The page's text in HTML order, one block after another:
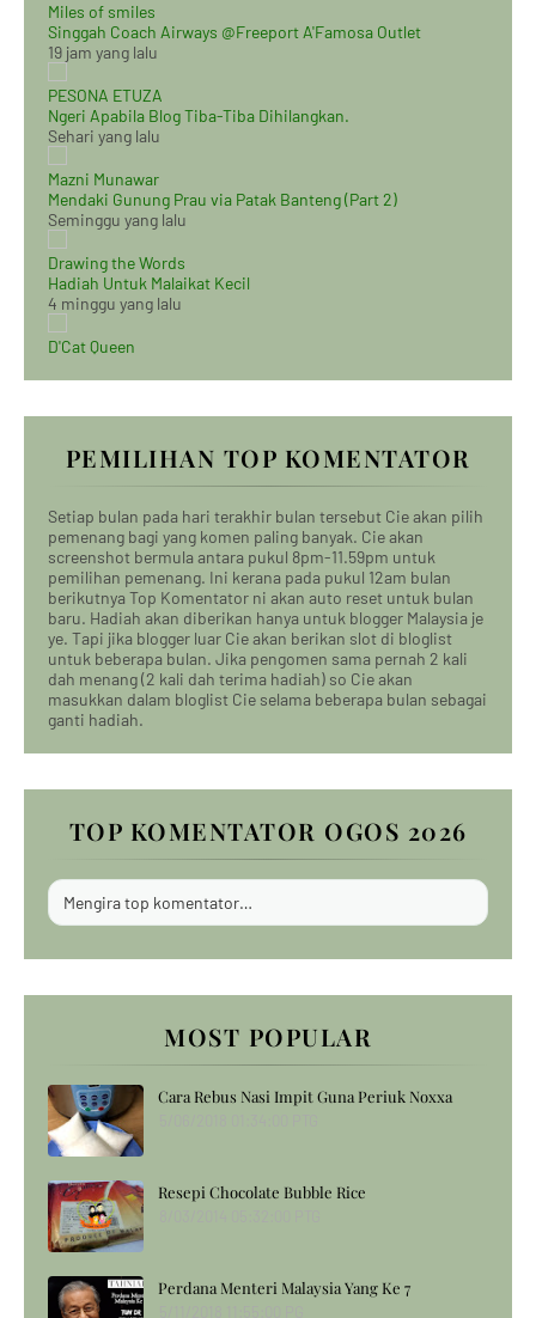
Miles of smiles
Singgah Coach Airways @Freeport A'Famosa Outlet
19 jam yang lalu
PESONA ETUZA
Ngeri Apabila Blog Tiba-Tiba Dihilangkan.
Sehari yang lalu
Mazni Munawar
Mendaki Gunung Prau via Patak Banteng (Part 2)
Seminggu yang lalu
Drawing the Words
Hadiah Untuk Malaikat Kecil
4 minggu yang lalu
D'Cat Queen
PEMILIHAN TOP KOMENTATOR
Setiap bulan pada hari terakhir bulan tersebut Cie akan pilih
pemenang bagi yang komen paling banyak. Cie akan
screenshot bermula antara pukul 8pm-11.59pm untuk
pemilihan pemenang. Ini kerana pada pukul 12am bulan
berikutnya Top Komentator ni akan auto reset untuk bulan
baru. Hadiah akan diberikan hanya untuk blogger Malaysia je
ye. Tapi jika blogger luar Cie akan berikan slot di bloglist
untuk beberapa bulan. Jika pengomen sama pernah 2 kali
dah menang (2 kali dah terima hadiah) so Cie akan
masukkan dalam bloglist Cie selama beberapa bulan sebagai
ganti hadiah.
TOP KOMENTATOR OGOS 2026
Mengira top komentator…
MOST POPULAR
Cara Rebus Nasi Impit Guna Periuk Noxxa
Resepi Chocolate Bubble Rice
Perdana Menteri Malaysia Yang Ke 7